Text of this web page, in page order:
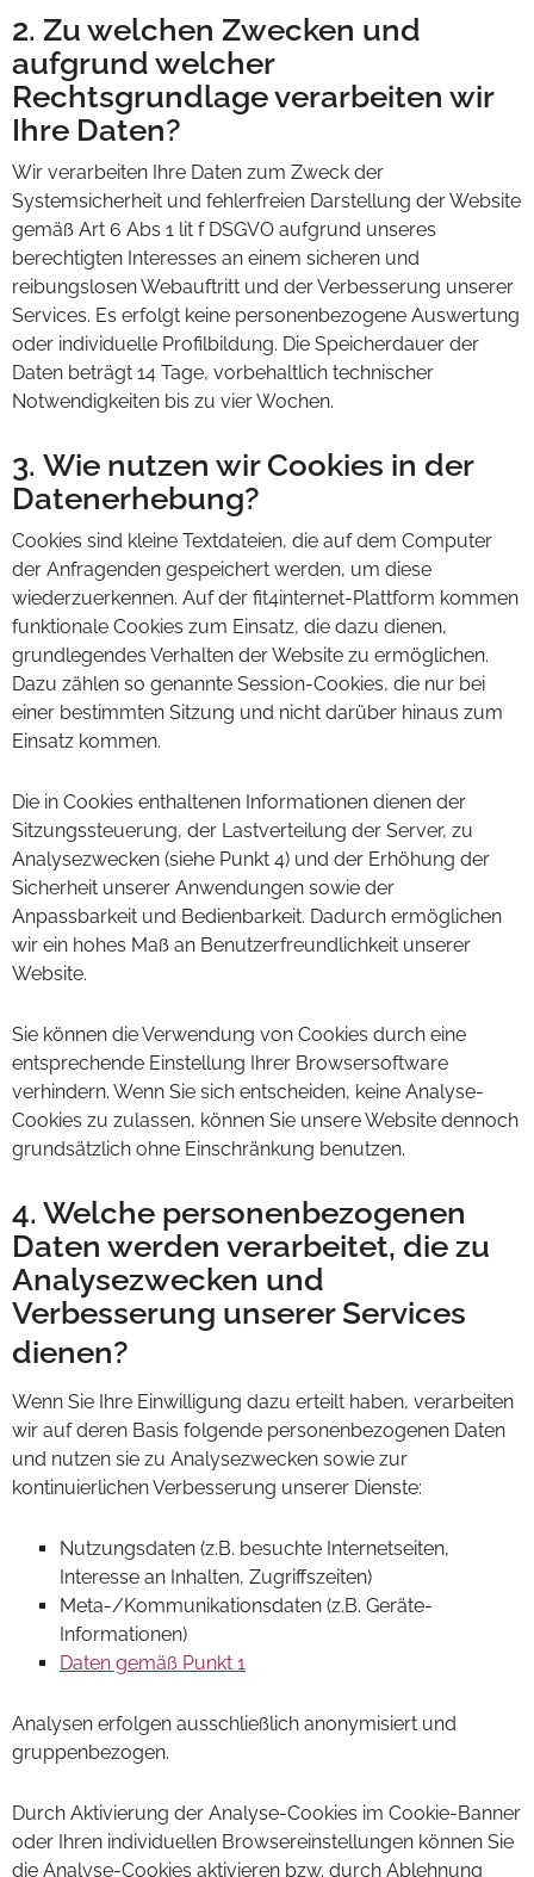
2. Zu welchen Zwecken und
aufgrund welcher
Rechtsgrundlage verarbeiten wir
Ihre Daten?
Wir verarbeiten Ihre Daten zum Zweck der
Systemsicherheit und fehlerfreien Darstellung der Website
gemäß Art 6 Abs 1 lit f DSGVO aufgrund unseres
berechtigten Interesses an einem sicheren und
reibungslosen Webauftritt und der Verbesserung unserer
Services. Es erfolgt keine personenbezogene Auswertung
oder individuelle Profilbildung. Die Speicherdauer der
Daten beträgt 14 Tage, vorbehaltlich technischer
Notwendigkeiten bis zu vier Wochen.
3. Wie nutzen wir Cookies in der
Datenerhebung?
Cookies sind kleine Textdateien, die auf dem Computer
der Anfragenden gespeichert werden, um diese
wiederzuerkennen. Auf der fit4internet-Plattform kommen
funktionale Cookies zum Einsatz, die dazu dienen,
grundlegendes Verhalten der Website zu ermöglichen.
Dazu zählen so genannte Session-Cookies, die nur bei
einer bestimmten Sitzung und nicht darüber hinaus zum
Einsatz kommen.
Die in Cookies enthaltenen Informationen dienen der
Sitzungssteuerung, der Lastverteilung der Server, zu
Analysezwecken (siehe Punkt 4) und der Erhöhung der
Sicherheit unserer Anwendungen sowie der
Anpassbarkeit und Bedienbarkeit. Dadurch ermöglichen
wir ein hohes Maß an Benutzerfreundlichkeit unserer
Website.
Sie können die Verwendung von Cookies durch eine
entsprechende Einstellung Ihrer Browsersoftware
verhindern. Wenn Sie sich entscheiden, keine Analyse-
Cookies zu zulassen, können Sie unsere Website dennoch
grundsätzlich ohne Einschränkung benutzen.
4. Welche personenbezogenen
Daten werden verarbeitet, die zu
Analysezwecken und
Verbesserung unserer Services
dienen?
Wenn Sie Ihre Einwilligung dazu erteilt haben, verarbeiten
wir auf deren Basis folgende personenbezogenen Daten
und nutzen sie zu Analysezwecken sowie zur
kontinuierlichen Verbesserung unserer Dienste:
Nutzungsdaten (z.B. besuchte Internetseiten,
Interesse an Inhalten, Zugriffszeiten)
Meta-/Kommunikationsdaten (z.B. Geräte-
Informationen)
Daten gemäß Punkt 1
Analysen erfolgen ausschließlich anonymisiert und
gruppenbezogen.
Durch Aktivierung der Analyse-Cookies im Cookie-Banner
oder Ihren individuellen Browsereinstellungen können Sie
die Analyse-Cookies aktivieren bzw. durch Ablehnung